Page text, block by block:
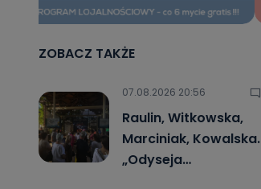
ZOBACZ TAKŻE
07.08.2026 20:56
Raulin, Witkowska,
Marciniak, Kowalska.
„Odyseja…